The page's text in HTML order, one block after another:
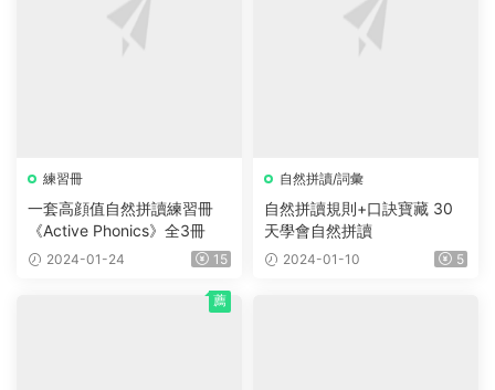
練習冊
一套高顔值自然拼讀練習冊
《Active Phonics》全3冊
2024-01-24 15
自然拼讀/詞彙
自然拼讀規則+口訣寶藏 30
天學會自然拼讀
2024-01-10 5
薦